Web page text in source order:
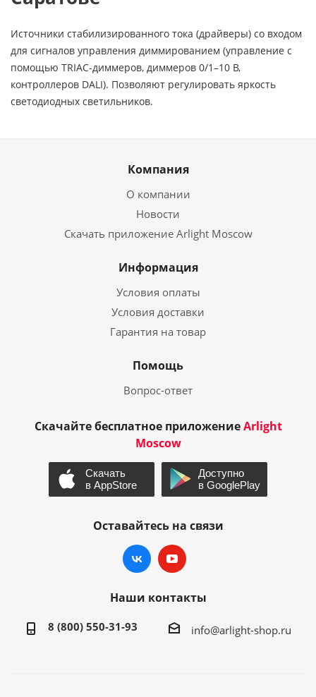
Источники стабилизированного тока (драйверы) со входом
для сигналов управления диммированием (управление с
помощью TRIAC-диммеров, диммеров 0/1–10 В,
контроллеров DALI). Позволяют регулировать яркость
светодиодных светильников.
Компания
О компании
Новости
Скачать приложение Arlight Moscow
Информация
Условия оплаты
Условия доставки
Гарантия на товар
Помощь
Вопрос-ответ
Скачайте бесплатное приложениеArlight
Moscow
Оставайтесь на связи
Наши контакты
8 (800) 550-31-93 info@arlight-shop.ru